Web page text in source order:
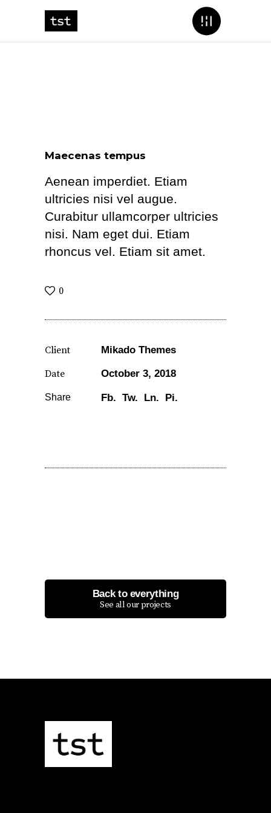
Maecenas tempus
Aenean imperdiet. Etiam
ultricies nisi vel augue.
Curabitur ullamcorper ultricies
nisi. Nam eget dui. Etiam
rhoncus vel. Etiam sit amet.
0
Client Mikado Themes
Date October 3, 2018
Share Fb. Tw. Ln. Pi.
Back to everything
See all our projects